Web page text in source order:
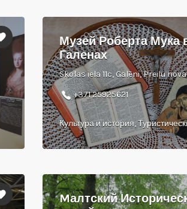
Музей Роберта Мука
Галенах
Skolas iela 11c, Galēni, Preiļu
+371 25925621
Культура и история,
Mалтский